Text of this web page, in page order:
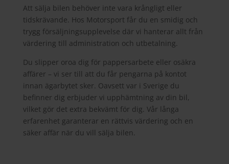
Att sälja bilen behöver inte vara krångligt eller
tidskrävande. Hos Motorsport får du en smidig och
trygg försäljningsupplevelse där vi hanterar allt från
värdering till administration och utbetalning.
Du slipper oroa dig för pappersarbete eller osäkra
affärer – vi ser till att du får pengarna på kontot
innan ägarbytet sker. Oavsett var i Sverige du
befinner dig erbjuder vi upphämtning av din bil,
vilket gör det extra bekvämt för dig. Vår långa
erfarenhet garanterar en rättvis värdering och en
säker affär när du vill sälja bilen.